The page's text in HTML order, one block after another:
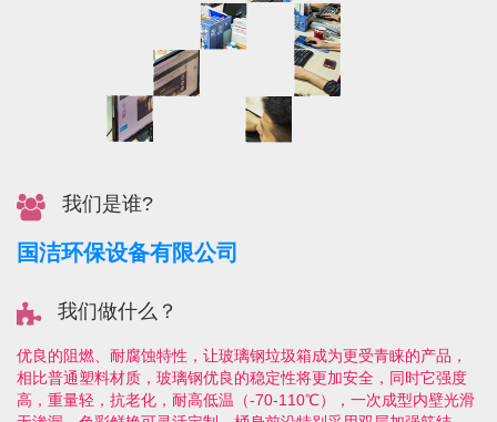
我们是谁?
国洁环保设备有限公司
我们做什么？
优良的阻燃、耐腐蚀特性，让玻璃钢垃圾箱成为更受青睐的产品，
相比普通塑料材质，玻璃钢优良的稳定性将更加安全，同时它强度
高，重量轻，抗老化，耐高低温（-70-110℃），一次成型内壁光滑